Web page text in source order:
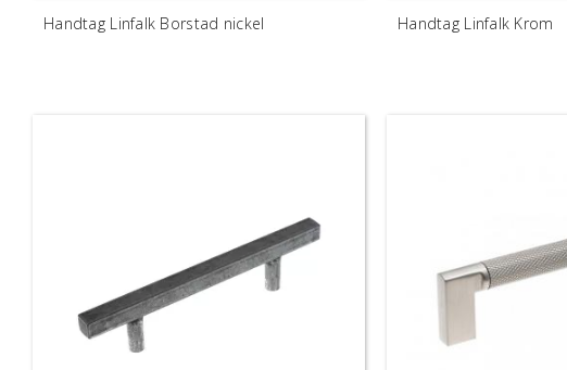
Handtag Linfalk Borstad nickel Handtag Linfalk Krom